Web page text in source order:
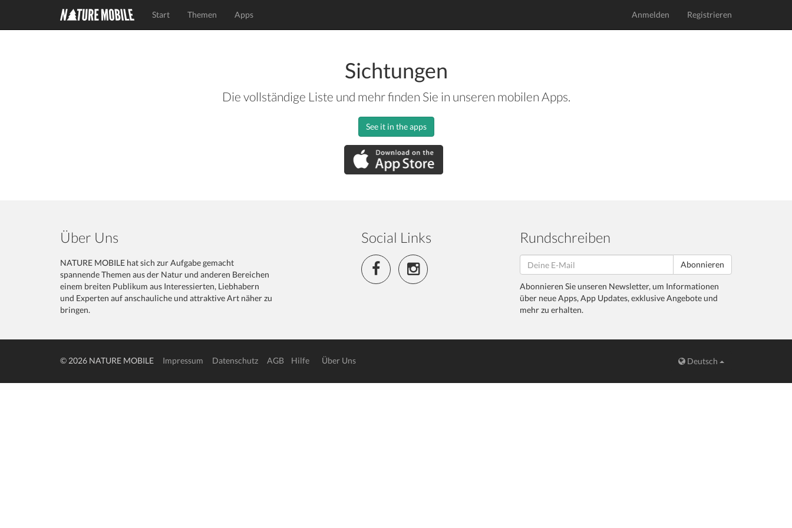
Start Themen Apps Anmelden Registrieren
Sichtungen
Die vollständige Liste und mehr finden Sie in unseren mobilen Apps.
See it in the apps
Über Uns
NATURE MOBILE hat sich zur Aufgabe gemacht
spannende Themen aus der Natur und anderen Bereichen
einem breiten Publikum aus Interessierten, Liebhabern
und Experten auf anschauliche und attraktive Art näher zu
bringen.
Social Links Rundschreiben
Abonnieren
Abonnieren Sie unseren Newsletter, um Informationen
über neue Apps, App Updates, exklusive Angebote und
mehr zu erhalten.
© 2026 NATURE MOBILE Impressum Datenschutz AGB Hilfe Über Uns Deutsch